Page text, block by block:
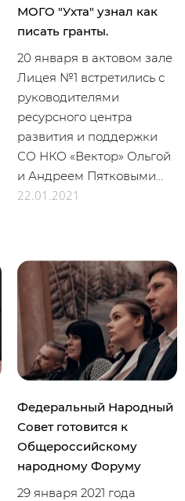
МОГО "Ухта" узнал как
писать гранты.
20 января в актовом зале
Лицея №1 встретились с
руководителями
ресурсного центра
развития и поддержки
СО НКО «Вектор» Ольгой
и Андреем Пятковыми...
22.01.2021
Федеральный Народный
Совет готовится к
Общероссийскому
народному Форуму
29 января 2021 года